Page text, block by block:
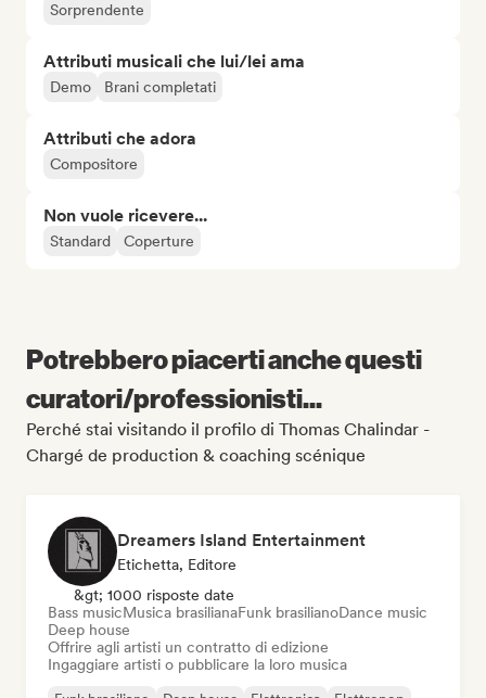
Sorprendente
Attributi musicali che lui/lei ama
Demo Brani completati
Attributi che adora
Compositore
Non vuole ricevere...
Standard Coperture
Potrebbero piacerti anche questi
curatori/professionisti...
Perché stai visitando il profilo di Thomas Chalindar -
Chargé de production & coaching scénique
Dreamers Island Entertainment
Etichetta, Editore
&gt; 1000 risposte date
Bass musicMusica brasilianaFunk brasilianoDance music
Deep house
Offrire agli artisti un contratto di edizione
Ingaggiare artisti o pubblicare la loro musica